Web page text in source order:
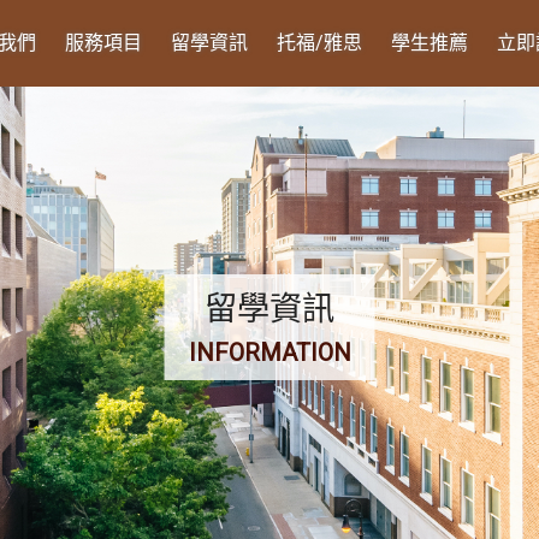
們 服務項目 留學資訊 托福/雅思 學生推薦 立
留學資訊
INFORMATION